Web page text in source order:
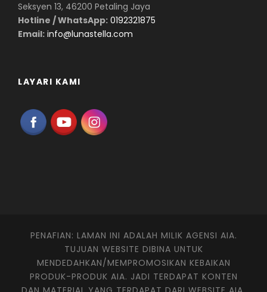
Seksyen 13, 46200 Petaling Jaya
Hotline / WhatsApp: 0192321875
Email: info@lunastella.com
LAYARI KAMI
PENAFIAN: LAMAN INI ADALAH MILIK AGENSI AIA.
TUJUAN WEBSITE DIBINA UNTUK
MENDEDAHKAN/MEMPROMOSIKAN KEBAIKAN
PRODUK-PRODUK AIA. JADI TERDAPAT KONTEN